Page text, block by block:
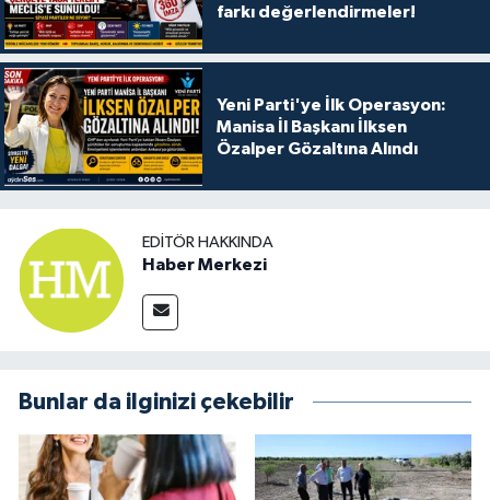
farkı değerlendirmeler!
Yeni Parti'ye İlk Operasyon:
Manisa İl Başkanı İlksen
Özalper Gözaltına Alındı
EDITÖR HAKKINDA
Haber Merkezi
Bunlar da ilginizi çekebilir